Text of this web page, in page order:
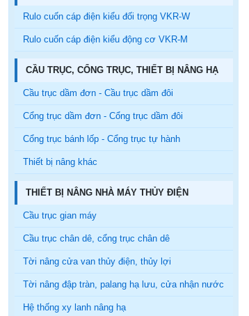
Rulo cuốn cáp điện kiểu đối trọng VKR-W
Rulo cuốn cáp điện kiểu động cơ VKR-M
CẦU TRỤC, CỔNG TRỤC, THIẾT BỊ NÂNG HẠ
Cầu trục dầm đơn - Cầu trục dầm đôi
Cổng trục dầm đơn - Cổng trục dầm đôi
Cổng trục bánh lốp - Cổng trục tự hành
Thiết bị nâng khác
THIẾT BỊ NÂNG NHÀ MÁY THỦY ĐIỆN
Cầu trục gian máy
Cầu trục chân dê, cổng trục chân dê
Tời nâng cửa van thủy điện, thủy lợi
Tời nâng đập tràn, palang hạ lưu, cửa nhận nước
Hệ thống xy lanh nâng hạ